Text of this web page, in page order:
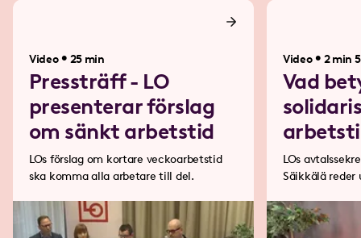
Video • 25 min
Pressträff - LO
presenterar förslag
om sänkt arbetstid
LOs förslag om kortare veckoarbetstid
ska komma alla arbetare till del.
Video • 2 min
Vad
LOs
Säikkälä reder